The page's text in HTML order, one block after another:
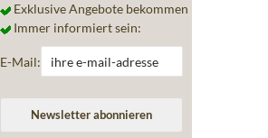
Exklusive Angebote bekommen
Immer informiert sein:
E-Mail: